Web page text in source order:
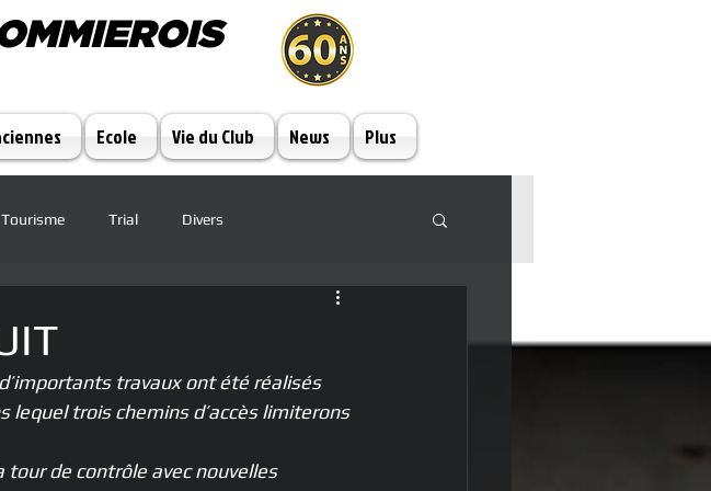
Ecole Vie du Club News Plus
Tourisme Trial Divers
travaux ont été réalisés
lequel trois chemins d’accès limiterons
de contrôle avec nouvelles